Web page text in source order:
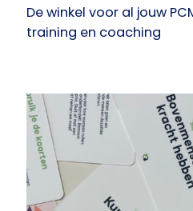
De winkel voor al jouw
training en coaching